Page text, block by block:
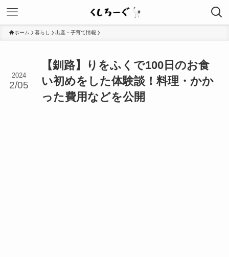
ホーム 暮らし 出産・子育て情報
【釧路】りをふくで100日のお食
い初めをした体験談！料理・かか
った費用などを公開
2024
2/05